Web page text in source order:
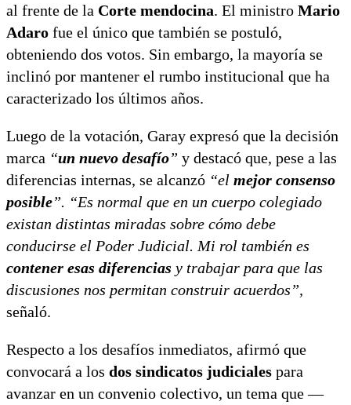
al frente de la Corte mendocina. El ministro Mario
Adaro fue el único que también se postuló,
obteniendo dos votos. Sin embargo, la mayoría se
inclinó por mantener el rumbo institucional que ha
caracterizado los últimos años.
Luego de la votación, Garay expresó que la decisión
marca “un nuevo desafío” y destacó que, pese a las
diferencias internas, se alcanzó “el mejor consenso
posible”. “Es normal que en un cuerpo colegiado
existan distintas miradas sobre cómo debe
conducirse el Poder Judicial. Mi rol también es
contener esas diferencias y trabajar para que las
discusiones nos permitan construir acuerdos”,
señaló.
Respecto a los desafíos inmediatos, afirmó que
convocará a los dos sindicatos judiciales para
avanzar en un convenio colectivo, un tema que —